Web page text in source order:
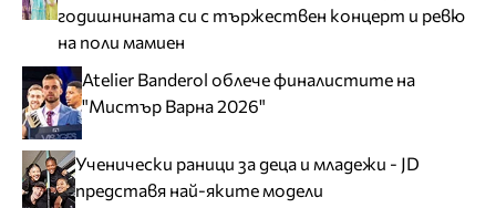
годишнината си с тържествен концерт и ревю
на поли мамиен
Atelier Banderol облече финалистите на
"Мистър Варна 2026"
Ученически раници за деца и младежи - JD
представя най-яките модели